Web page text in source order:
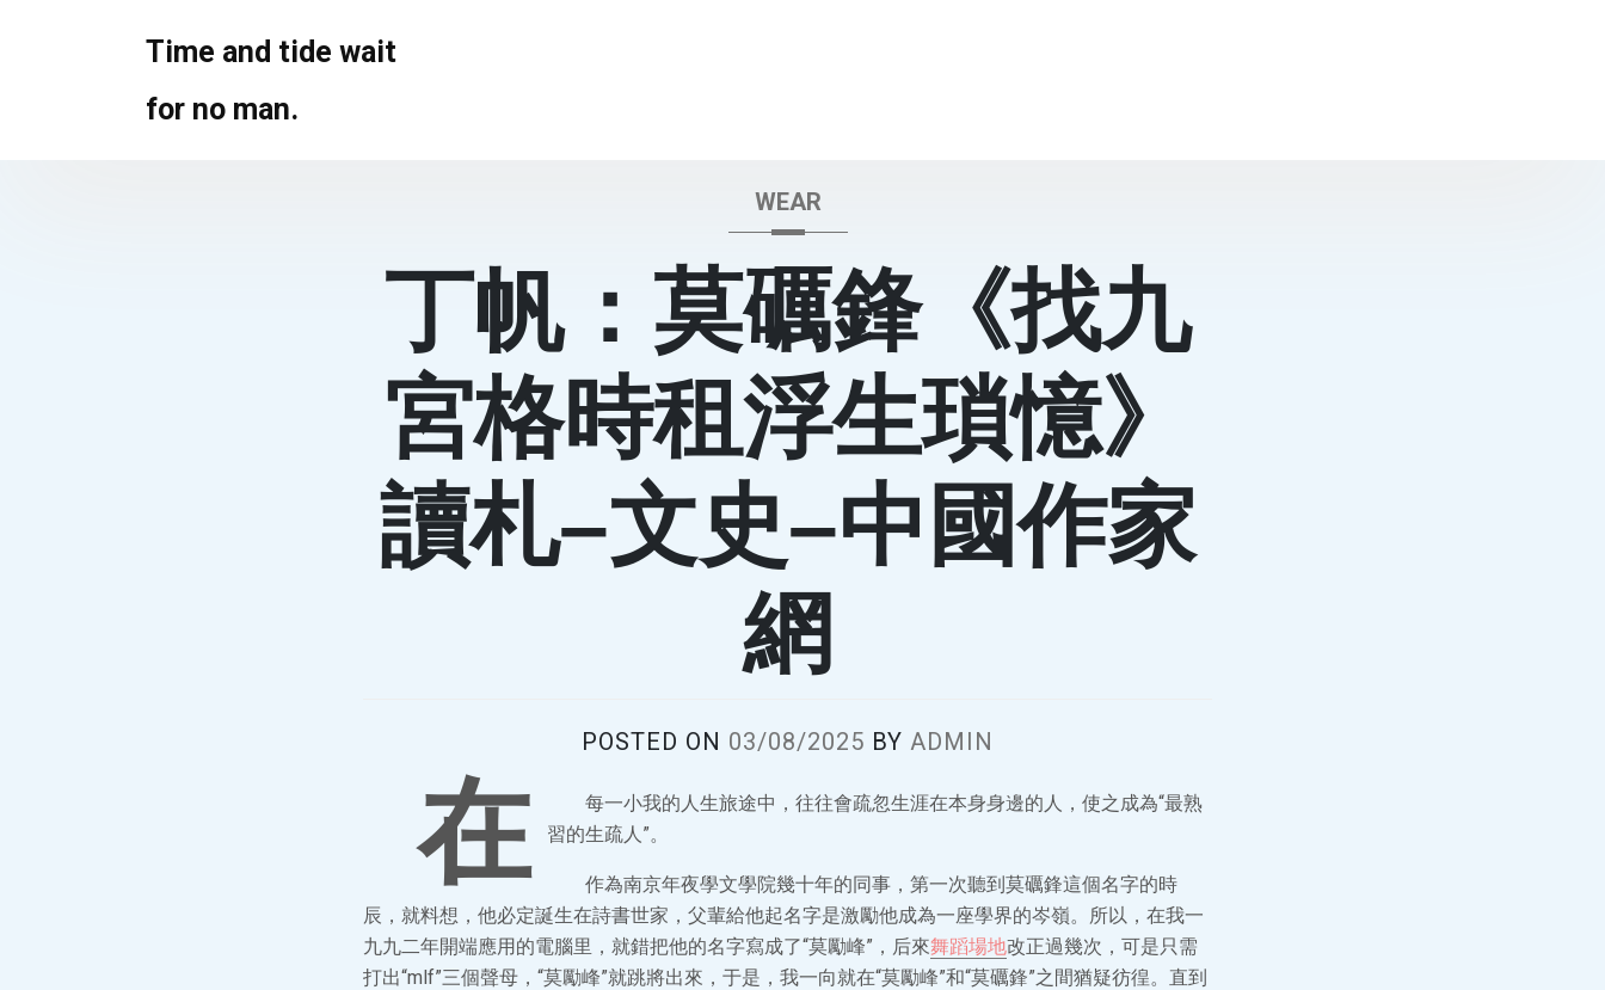
Time and tide wait
for no man.
WEAR
丁帆：莫礪鋒《找九
宮格時租浮生瑣憶》
讀札–文史–中國作家
網
POSTED ON 03/08/2025 BY ADMIN
在
每一小我的人生旅途中，往往會疏忽生涯在本身身邊的人，使之成為“最熟
習的生疏人”。
作為南京年夜學文學院幾十年的同事，第一次聽到莫礪鋒這個名字的時
辰，就料想，他必定誕生在詩書世家，父輩給他起名字是激勵他成為一座學界的岑嶺。所以，在我一
九九二年開端應用的電腦里，就錯把他的名字寫成了“莫勵峰”，后來舞蹈場地改正過幾次，可是只需
打出“mlf”三個聲母，“莫勵峰”就跳將出來，于是，我一向就在“莫勵峰”和“莫礪鋒”之間猶疑彷徨。直到